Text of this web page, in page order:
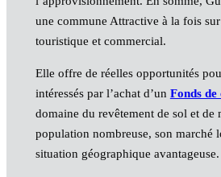
une commune Attractive à la fois
touristique et commercial.
Elle offre de réelles opportunités
intéressés par l’achat d’un Fonds
domaine du revêtement de sol et de
population nombreuse, son marché
situation géographique avantageuse.